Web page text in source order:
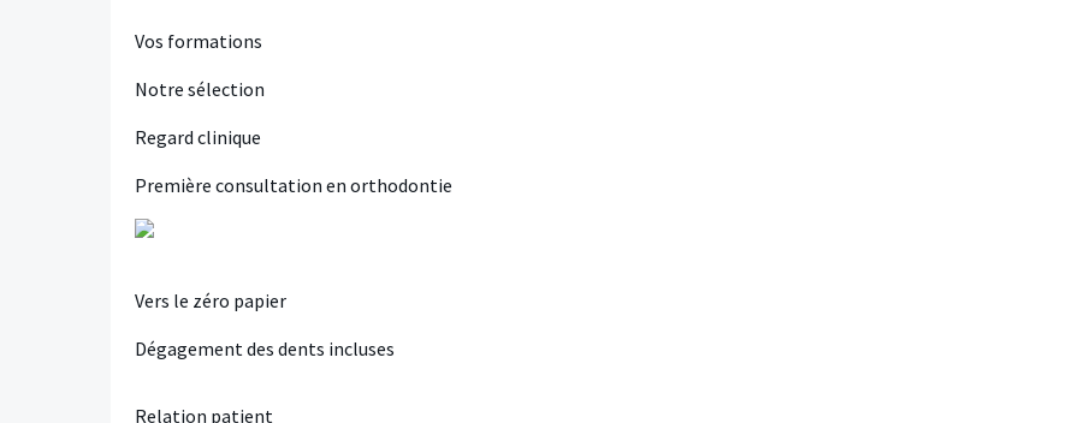
Vos formations
Notre sélection
Regard clinique
Première consultation en orthodontie
Vers le zéro papier
Dégagement des dents incluses
Relation patient